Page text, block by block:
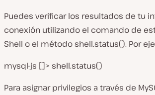
Puedes verificar los resultados de tu
conexión utilizando el comando de
Shell o el método shell.status(). Por
mysql-js []> shell.status()
Para asignar privilegios a través de